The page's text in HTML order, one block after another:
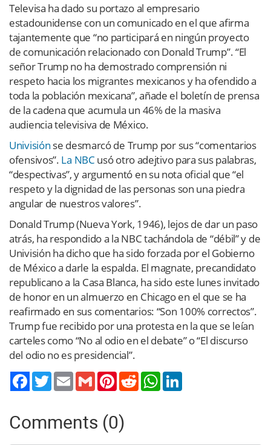
Televisa ha dado su portazo al empresario
estadounidense con un comunicado en el que afirma
tajantemente que “no participará en ningún proyecto
de comunicación relacionado con Donald Trump”. “El
señor Trump no ha demostrado comprensión ni
respeto hacia los migrantes mexicanos y ha ofendido a
toda la población mexicana”, añade el boletín de prensa
de la cadena que acumula un 46% de la masiva
audiencia televisiva de México.
Univisión se desmarcó de Trump por sus “comentarios
ofensivos”. La NBC usó otro adejtivo para sus palabras,
“despectivas”, y argumentó en su nota oficial que “el
respeto y la dignidad de las personas son una piedra
angular de nuestros valores”.
Donald Trump (Nueva York, 1946), lejos de dar un paso
atrás, ha respondido a la NBC tachándola de “débil” y de
Univisión ha dicho que ha sido forzada por el Gobierno
de México a darle la espalda. El magnate, precandidato
republicano a la Casa Blanca, ha sido este lunes invitado
de honor en un almuerzo en Chicago en el que se ha
reafirmado en sus comentarios: “Son 100% correctos”.
Trump fue recibido por una protesta en la que se leían
carteles como “No al odio en el debate” o “El discurso
del odio no es presidencial”.
TwitterEmail Gmail PinterestReddit WhatsApp
Comments (0)